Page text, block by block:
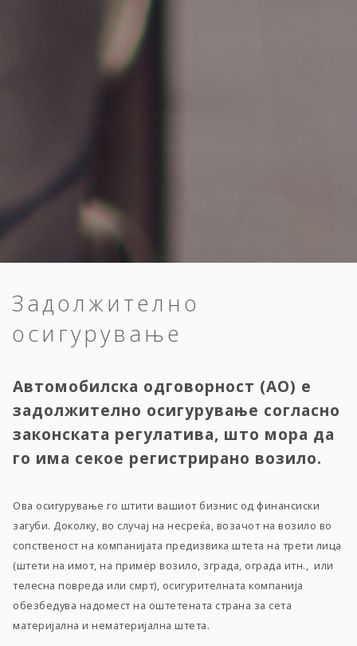
Задолжително
осигурување
Автомобилска одговорност (АО) е
задолжително осигурување согласно
законската регулатива, што мора да
го има секое регистрирано возило.
Ова осигурување го штити вашиот бизнис од финансиски
загуби. Доколку, во случај на несреќа, возачот на возило во
сопственост на компанијата предизвика штета на трети лица
(штети на имот, на пример возило, зграда, ограда итн., или
телесна повреда или смрт), осигурителната компанија
обезбедува надомест на оштетената страна за сета
материјална и нематеријална штета.